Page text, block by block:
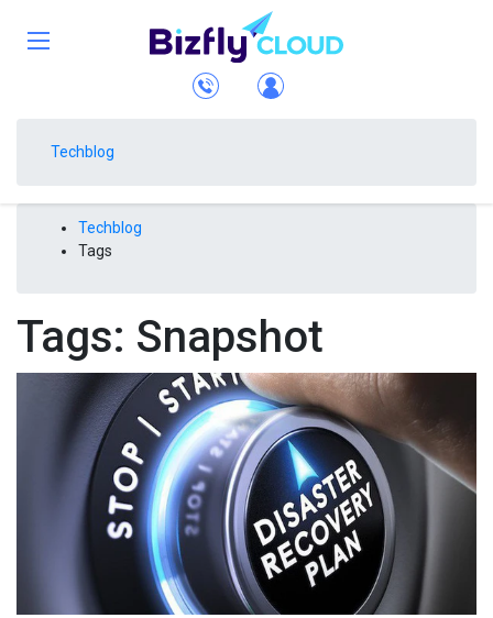
Techblog
Techblog
Tags
Tags: Snapshot